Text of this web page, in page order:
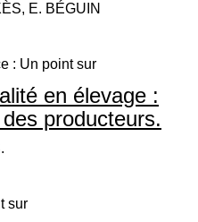
E. BÉGUIN
: Un point sur
en élevage :
producteurs.
sur